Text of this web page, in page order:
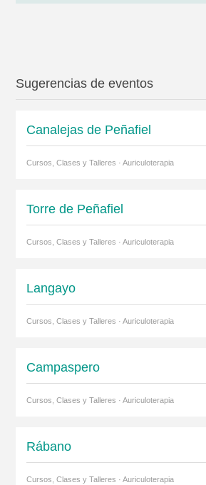
Sugerencias de eventos
Canalejas de Peñafiel
Cursos, Clases y Talleres · Auriculoterapia
Torre de Peñafiel
Cursos, Clases y Talleres · Auriculoterapia
Langayo
Cursos, Clases y Talleres · Auriculoterapia
Campaspero
Cursos, Clases y Talleres · Auriculoterapia
Rábano
Cursos, Clases y Talleres · Auriculoterapia